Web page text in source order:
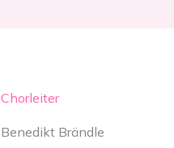
Chorleiter
Benedikt Brändle